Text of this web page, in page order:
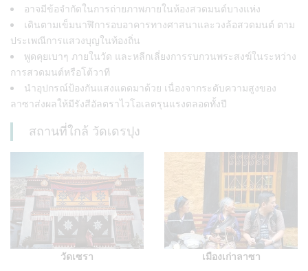
อาจมีข้อจำกัดในการถ่ายภาพภายในห้องสวดมนต์บางแห่ง
เดินตามเข็มนาฬิการอบอาคารทางศาสนาและวงล้อสวดมนต์ ตาม
ประเพณีการแสวงบุญในท้องถิ่น
พูดคุยเบาๆ ภายในวัด และหลีกเลี่ยงการรบกวนพระสงฆ์ในระหว่าง
การสวดมนต์หรือโต้วาที
นำอุปกรณ์ป้องกันแสงแดดมาด้วย เนื่องจากระดับความสูงของ
ลาซาส่งผลให้มีรังสีอัลตราไวโอเลตรุนแรงตลอดทั้งปี
สถานที่ใกล้ วัดเดรปุง
วัดเซรา เมืองเก่าลาซา